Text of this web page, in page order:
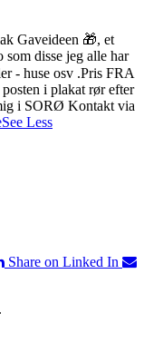
Gaveideen 🎁, et
disse jeg alle har
- huse osv .Pris FRA
i plakat rør efter
i SORØ Kontakt via
See Less
Share on Linked In